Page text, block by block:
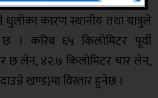
धुलोका कारण स्थानीय तथा यात्रुले
। करिब ६५ किलोमिटर पूर्वी
छ लेन, ४२.७ किलोमिटर चार लेन,
खण्ड)मा विस्तार हुनेछ ।